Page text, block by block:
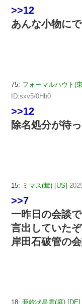
>>12
あんな小物に
75: フォーマルハウト(
ID:sxv5/0Hh0
>>12
除名処分が待
15: ミマス(茸) [US]
>>7
一昨日の会談
言出していたぞ
岸田石破管の
18: 亜鈴状星雲(庭) [DE]